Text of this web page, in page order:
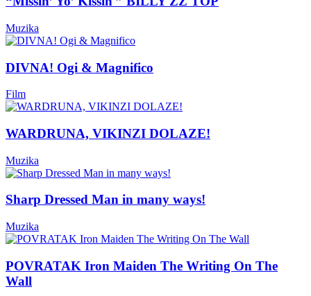
Muzika
DIVNA! Ogi & Magnifico
Film
WARDRUNA, VIKINZI DOLAZE!
Muzika
Sharp Dressed Man in many ways!
Muzika
POVRATAK Iron Maiden The Writing On The
Wall